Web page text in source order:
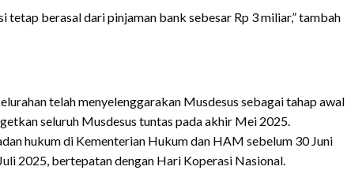
berasal dari pinjaman bank sebesar Rp 3 miliar,” tambah
telah menyelenggarakan Musdesus sebagai tahap awal
seluruh Musdesus tuntas pada akhir Mei 2025.
hukum di Kementerian Hukum dan HAM sebelum 30 Juni
2025, bertepatan dengan Hari Koperasi Nasional.